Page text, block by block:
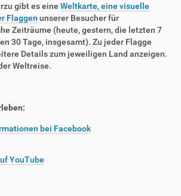
gibt es eine Weltkarte, eine visuelle
Flaggen unserer Besucher für
Zeiträume (heute, gestern, die letzten 7
30 Tage, insgesamt). Zu jeder Flagge
Details zum jeweiligen Land anzeigen.
Weltreise.
bei Facebook
YouTube